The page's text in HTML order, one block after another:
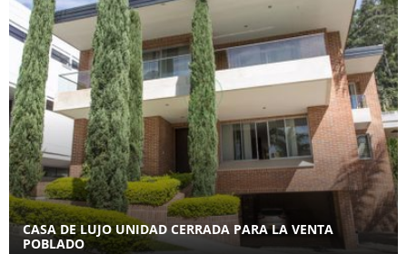
CASA DE LUJO UNIDAD CERRADA PARA LA VENTA
POBLADO